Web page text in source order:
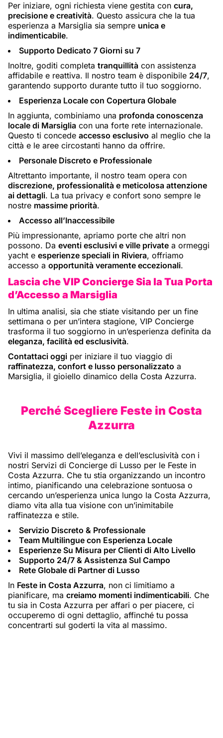
Per iniziare, ogni richiesta viene gestita con cura,
precisione e creatività. Questo assicura che la tua
esperienza a Marsiglia sia sempre unica e
indimenticabile.
Supporto Dedicato 7 Giorni su 7
Inoltre, goditi completa tranquillità con assistenza
affidabile e reattiva. Il nostro team è disponibile 24/7,
garantendo supporto durante tutto il tuo soggiorno.
Esperienza Locale con Copertura Globale
In aggiunta, combiniamo una profonda conoscenza
locale di Marsiglia con una forte rete internazionale.
Questo ti concede accesso esclusivo al meglio che la
città e le aree circostanti hanno da offrire.
Personale Discreto e Professionale
Altrettanto importante, il nostro team opera con
discrezione, professionalità e meticolosa attenzione
ai dettagli. La tua privacy e confort sono sempre le
nostre massime priorità.
Accesso all’Inaccessibile
Più impressionante, apriamo porte che altri non
possono. Da eventi esclusivi e ville private a ormeggi
yacht e esperienze speciali in Riviera, offriamo
accesso a opportunità veramente eccezionali.
Lascia che VIP Concierge Sia la Tua Porta
d’Accesso a Marsiglia
In ultima analisi, sia che stiate visitando per un fine
settimana o per un’intera stagione, VIP Concierge
trasforma il tuo soggiorno in un’esperienza definita da
eleganza, facilità ed esclusività.
Contattaci oggi per iniziare il tuo viaggio di
raffinatezza, confort e lusso personalizzato a
Marsiglia, il gioiello dinamico della Costa Azzurra.
Perché Scegliere Feste in Costa
Azzurra
Vivi il massimo dell’eleganza e dell’esclusività con i
nostri Servizi di Concierge di Lusso per le Feste in
Costa Azzurra. Che tu stia organizzando un incontro
intimo, pianificando una celebrazione sontuosa o
cercando un’esperienza unica lungo la Costa Azzurra,
diamo vita alla tua visione con un’inimitabile
raffinatezza e stile.
Servizio Discreto & Professionale
Team Multilingue con Esperienza Locale
Esperienze Su Misura per Clienti di Alto Livello
Supporto 24/7 & Assistenza Sul Campo
Rete Globale di Partner di Lusso
In Feste in Costa Azzurra, non ci limitiamo a
pianificare, ma creiamo momenti indimenticabili. Che
tu sia in Costa Azzurra per affari o per piacere, ci
occuperemo di ogni dettaglio, affinché tu possa
concentrarti sul goderti la vita al massimo.